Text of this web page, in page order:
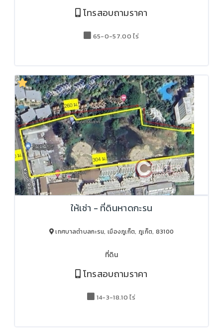
โทรสอบถามราคา
65-0-57.00 ไร่
ให้เช่า - ที่ดินหาดกะรน
เทศบาลตำบลกะรน, เมืองภูเก็ต, ภูเก็ต, 83100
ที่ดิน
โทรสอบถามราคา
14-3-18.10 ไร่